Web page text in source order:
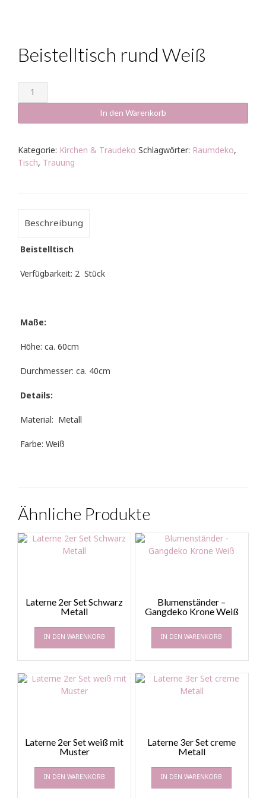
Beistelltisch rund Weiß
Beistelltisch
rund
Menge
In den Warenkorb
Kategorie: Kirchen & Traudeko Schlagwörter: Raumdeko,
Tisch, Trauung
Beschreibung
Beistelltisch
Verfügbarkeit: 2 Stück
Maße:
Höhe: ca. 60cm
Durchmesser: ca. 40cm
Details:
Material: Metall
Farbe: Weiß
Ähnliche Produkte
Laterne 2er Set Schwarz
Metall
IN DEN WARENKORB
Blumenständer –
Gangdeko Krone Weiß
IN DEN WARENKORB
Laterne 2er Set weiß mit
Muster
IN DEN WARENKORB
Laterne 3er Set creme
Metall
IN DEN WARENKORB